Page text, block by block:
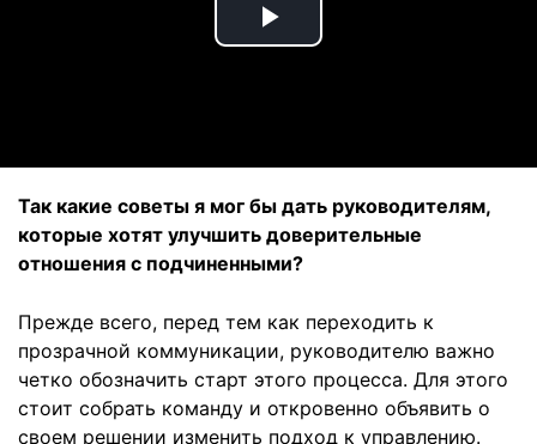
Play
Так какие советы я мог бы дать руководителям,
которые хотят улучшить доверительные
отношения с подчиненными?
Прежде всего, перед тем как переходить к
прозрачной коммуникации, руководителю важно
четко обозначить старт этого процесса. Для этого
стоит собрать команду и откровенно объявить о
своем решении изменить подход к управлению.